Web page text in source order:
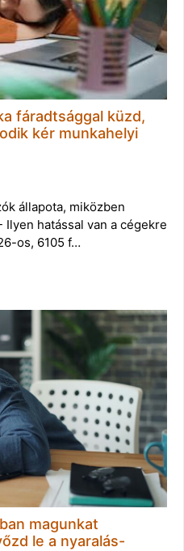
fáradtsággal küzd,
kér munkahelyi
állapota, miközben
hatással van a cégekre
os, 6105 f…
magunkat
le a nyaralás-